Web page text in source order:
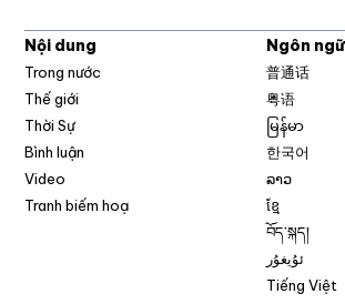
Nội dung
Trong nước
Thế giới
Thời Sự
Bình luận
Video
Tranh biếm hoạ
Ngôn ngữ
普通话
粤语
မြန်မာ
한국어
ລາວ
ខ្មែ
བོད་སྐད།
ئۇيغۇر
Tiếng Việt